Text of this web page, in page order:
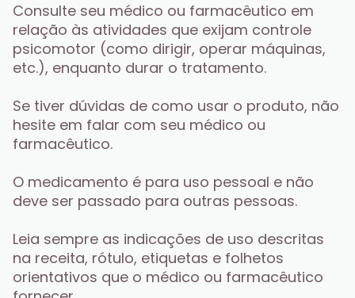
Consulte seu médico ou farmacêutico em
relação às atividades que exijam controle
psicomotor (como dirigir, operar máquinas,
etc.), enquanto durar o tratamento.
Se tiver dúvidas de como usar o produto, não
hesite em falar com seu médico ou
farmacêutico.
O medicamento é para uso pessoal e não
deve ser passado para outras pessoas.
Leia sempre as indicações de uso descritas
na receita, rótulo, etiquetas e folhetos
orientativos que o médico ou farmacêutico